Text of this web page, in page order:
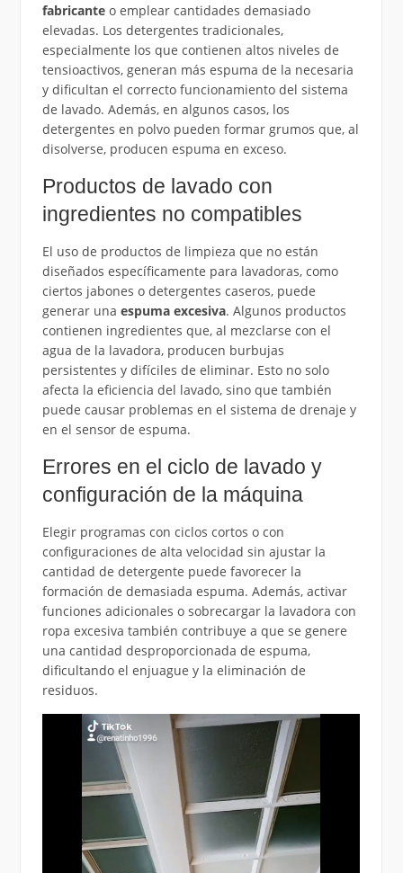
fabricanteo emplear cantidades demasiado
elevadas. Los detergentes tradicionales,
especialmente los que contienen altos niveles de
tensioactivos, generan más espuma de la necesaria
y dificultan el correcto funcionamiento del sistema
de lavado. Además, en algunos casos, los
detergentes en polvo pueden formar grumos que, al
disolverse, producen espuma en exceso.
Productos de lavado con
ingredientes no compatibles
El uso de productos de limpieza que no están
diseñados específicamente para lavadoras, como
ciertos jabones o detergentes caseros, puede
generar una espuma excesiva. Algunos productos
contienen ingredientes que, al mezclarse con el
agua de la lavadora, producen burbujas
persistentes y difíciles de eliminar. Esto no solo
afecta la eficiencia del lavado, sino que también
puede causar problemas en el sistema de drenaje y
en el sensor de espuma.
Errores en el ciclo de lavado y
configuración de la máquina
Elegir programas con ciclos cortos o con
configuraciones de alta velocidad sin ajustar la
cantidad de detergente puede favorecer la
formación de demasiada espuma. Además, activar
funciones adicionales o sobrecargar la lavadora con
ropa excesiva también contribuye a que se genere
una cantidad desproporcionada de espuma,
dificultando el enjuague y la eliminación de
residuos.